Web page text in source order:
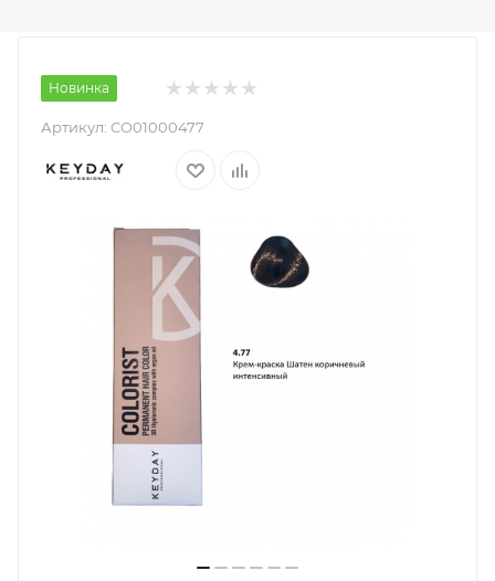
Новинка
Артикул: CO01000477